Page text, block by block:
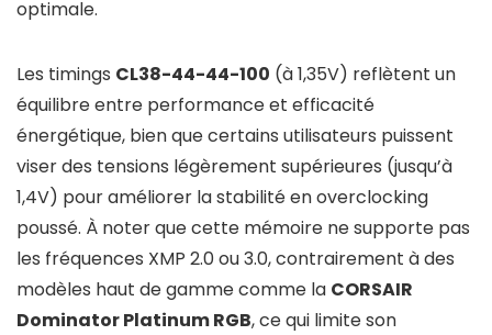
optimale.
Les timings CL38-44-44-100 (à 1,35V) reflètent un
équilibre entre performance et efficacité
énergétique, bien que certains utilisateurs puissent
viser des tensions légèrement supérieures (jusqu’à
1,4V) pour améliorer la stabilité en overclocking
poussé. À noter que cette mémoire ne supporte pas
les fréquences XMP 2.0 ou 3.0, contrairement à des
modèles haut de gamme comme la CORSAIR
Dominator Platinum RGB, ce qui limite son